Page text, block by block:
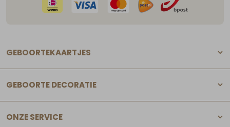
GEBOORTEKAARTJES
GEBOORTE DECORATIE
ONZE SERVICE